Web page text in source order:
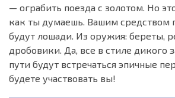
— ограбить поезда с золотом. Но
как ты думаешь. Вашим средством
будут лошади. Из оружия: береты,
дробовики. Да, все в стиле дикого
пути будут встречаться эпичные
будете участвовать вы!